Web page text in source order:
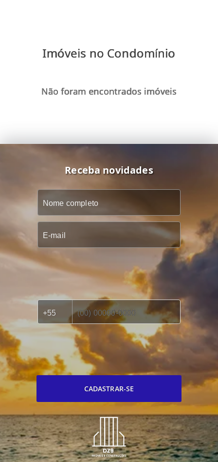
Imóveis no Condomínio
Não foram encontrados imóveis
Receba novidades
CADASTRAR-SE